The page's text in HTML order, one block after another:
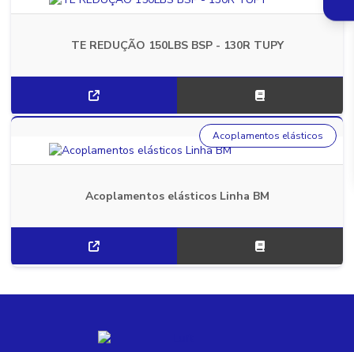
TE REDUÇÃO 150LBS BSP - 130R TUPY
Acoplamentos elásticos Linha BM
Acoplamentos elásticos